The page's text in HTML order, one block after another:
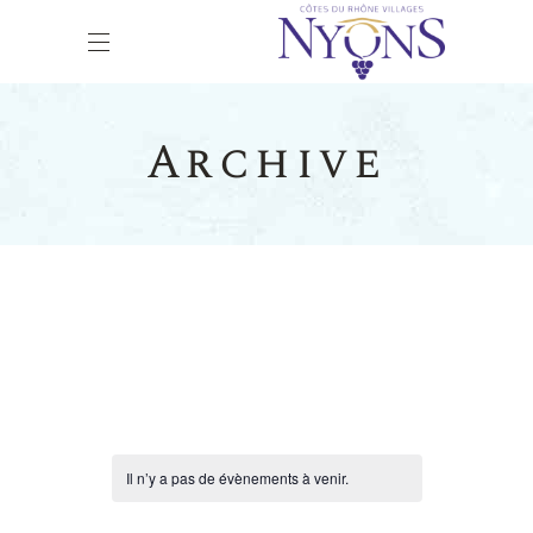
Archive
Il n’y a pas de évènements à venir.